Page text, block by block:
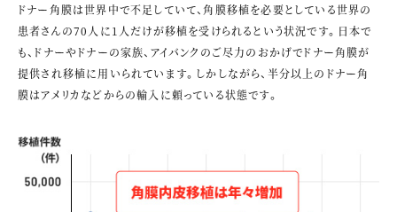
ドナー角膜は世界中で不足していて、角膜移植を必要としている世界の
患者さんの70人に1人だけが移植を受けられるという状況です。日本で
も、ドナーやドナーの家族、アイバンクのご尽力のおかげでドナー角膜が
提供され移植に用いられています。しかしながら、半分以上のドナー角
膜はアメリカなどからの輸入に頼っている状態です。